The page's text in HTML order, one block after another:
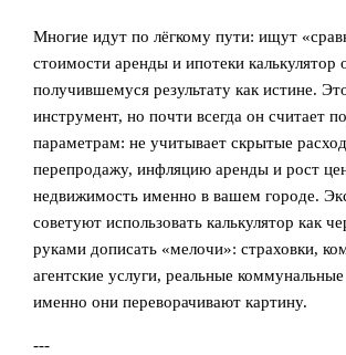
Многие идут по лёгкому пути: ищут
стоимости аренды и ипотеки калькулятор
получившемуся результату как истине.
инструмент, но почти всегда он считает
параметрам: не учитывает скрытые
перепродажу, инфляцию аренды и рост
недвижимость именно в вашем городе.
советуют использовать калькулятор как
руками дописать «мелочи»: страховки,
агентские услуги, реальные
именно они переворачивают картину.
---